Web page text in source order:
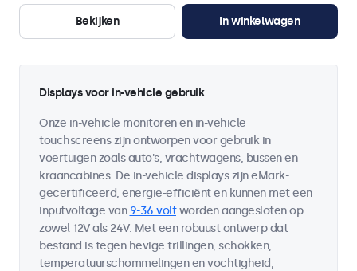
Bekijken
In winkelwagen
Displays voor in-vehicle gebruik
Onze in-vehicle monitoren en in-vehicle
touchscreens zijn ontworpen voor gebruik in
voertuigen zoals auto's, vrachtwagens, bussen en
kraancabines. De in-vehicle displays zijn eMark-
gecertificeerd, energie-efficiënt en kunnen met een
inputvoltage van 9-36 voltworden aangesloten op
zowel 12V als 24V. Met een robuust ontwerp dat
bestand is tegen hevige trillingen, schokken,
temperatuurschommelingen en vochtigheid,